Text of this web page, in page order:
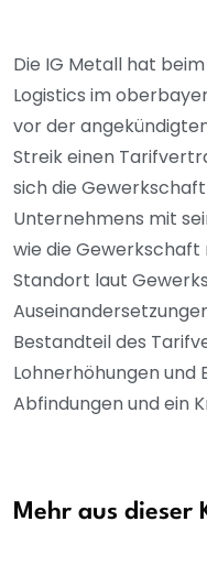
Die IG Metall hat
Logistics im
vor der
Streik einen
sich die
Unternehmens mit
wie die
Standort laut
Bestandteil des
Lohnerhöhungen und
Abfindungen und ein
Mehr aus dieser